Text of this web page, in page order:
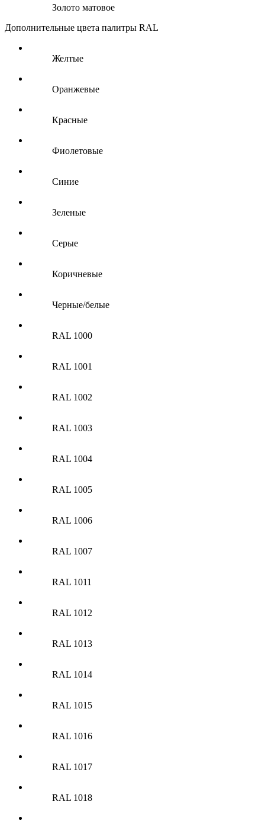
Золото матовое
Дополнительные цвета палитры RAL
Желтые
Оранжевые
Красные
Фиолетовые
Синие
Зеленые
Серые
Коричневые
Черные/белые
RAL 1000
RAL 1001
RAL 1002
RAL 1003
RAL 1004
RAL 1005
RAL 1006
RAL 1007
RAL 1011
RAL 1012
RAL 1013
RAL 1014
RAL 1015
RAL 1016
RAL 1017
RAL 1018